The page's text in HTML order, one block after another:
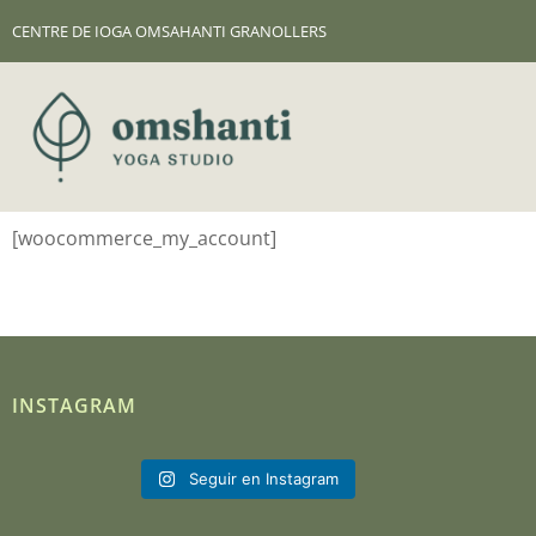
CENTRE DE IOGA OMSAHANTI GRANOLLERS
[woocommerce_my_account]
INSTAGRAM
Seguir en Instagram